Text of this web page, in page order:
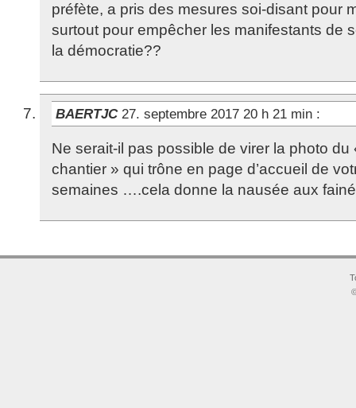
préfète, a pris des mesures soi-disant pour
surtout pour empêcher les manifestants de
la démocratie??
BAERTJC 27. septembre 2017 20 h 21 min :
Ne serait-il pas possible de virer la photo du
chantier » qui trône en page d’accueil de
semaines ….cela donne la nausée aux